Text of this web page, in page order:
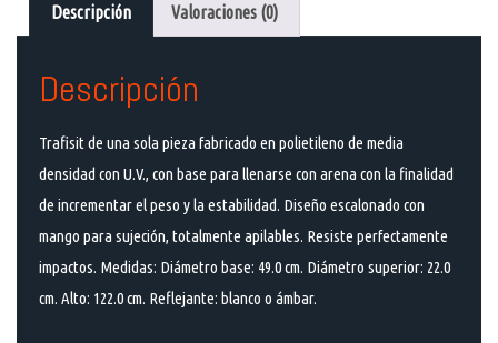
Descripción Valoraciones (0)
Descripción
Trafisit de una sola pieza fabricado en polietileno de media
densidad con U.V., con base para llenarse con arena con la finalidad
de incrementar el peso y la estabilidad. Diseño escalonado con
mango para sujeción, totalmente apilables. Resiste perfectamente
impactos. Medidas: Diámetro base: 49.0 cm. Diámetro superior: 22.0
cm. Alto: 122.0 cm. Reflejante: blanco o ámbar.